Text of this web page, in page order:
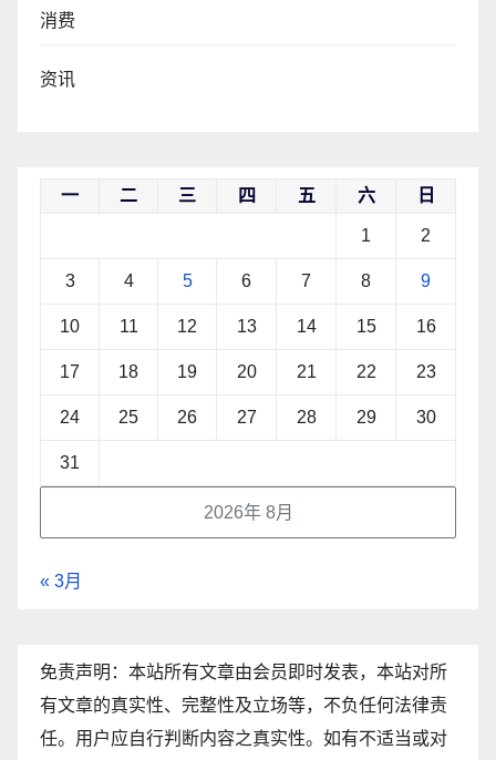
消费
资讯
2026年 8月
一 二 三 四 五 六 日
1 2
3 4 5 6 7 8 9
10 11 12 13 14 15 16
17 18 19 20 21 22 23
24 25 26 27 28 29 30
31
« 3月
免责声明：本站所有文章由会员即时发表，本站对所
有文章的真实性、完整性及立场等，不负任何法律责
任。用户应自行判断内容之真实性。如有不适当或对